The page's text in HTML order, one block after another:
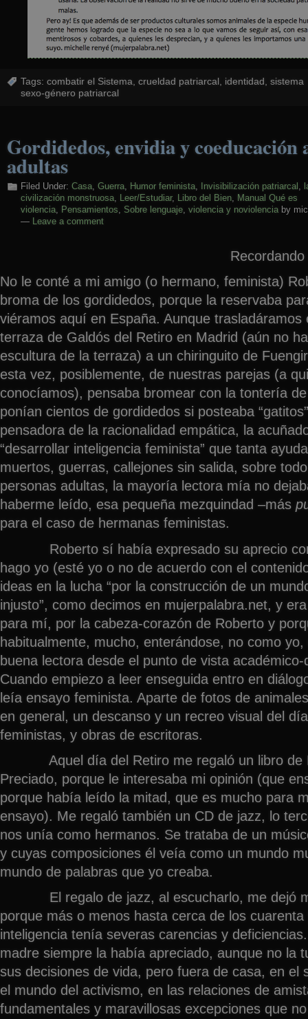
Tags: combatir el Sistema, crueldad patriarcal, identidad, sistema
sexo-género patriarcal
Gordidedos, envidia y coeducación
adultas
Filed Under: Casa, Guerra, Humor feminista, Invisibilización patriarcal ,
civilización monstruosa, Leer/Estudiar, Libro del Bien, Manual Qué es
violencia, Pensamientos, Sobre lenguaje, violencia y noviolencia by
— Leave a comment
No le conté a mi amigo (o hermano, feminista)
broma de los gordidedos, porque la reservaba
viéramos aquí en España. Aunque trasladáramos
terraza de Galdós del Retiro en Madrid (aún no
escultura de la terraza) a un chiringuito de
esta vez, posiblemente, de nuestras parejas (a
conocíamos), pensaba bromear con la tontería
ponían cientos de gordidedos si posteaba
pensadora de la racionalidad empática, la
“desarrollar inteligencia feminista” que tanta
muertos, guerras, callejones sin salida, sobre
personas adultas, la mayoría lectora mía no
haberme leído, esa pequeña mezquindad –más
para el caso de hermanas feministas.
Roberto sí había expresado su aprecio con
hago yo (esté yo o no de acuerdo con el
ideas en la lucha “por la construcción de un
injusto”, como decimos en mujerpalabra.net, y
para mí, por la cabeza-corazón de Roberto y
habitualmente, mucho, enterándose, no como
buena lectora desde el punto de vista
Cuando empiezo a leer enseguida entro en
leía ensayo feminista. Aparte de fotos de
en general, un descanso y un recreo visual del
feministas, y obras de escritoras.
Aquel día del Retiro me regaló un libro de
Preciado, porque le interesaba mi opinión (que
porque había leído la mitad, que es mucho para
ensayo). Me regaló también un CD de jazz, lo
nos unía como hermanos. Se trataba de un
y cuyas composiciones él veía como un mundo
mundo de palabras que yo creaba.
El regalo de jazz, al escucharlo, me dejó
porque más o menos hasta cerca de los
inteligencia tenía severas carencias y
madre siempre la había apreciado, aunque no la
sus decisiones de vida, pero fuera de casa, en el
el mundo del activismo, en las relaciones de
fundamentales y maravillosas excepciones que